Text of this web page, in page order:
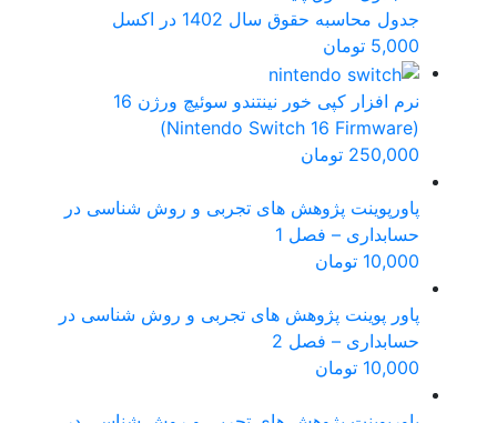
جدول محاسبه حقوق سال 1402 در اکسل
5,000 تومان
نرم افزار کپی خور نینتندو سوئیچ ورژن 16
250,000 تومان
پاورپوینت پژوهش های تجربی و روش شناسی در
حسابداری – فصل 1
10,000 تومان
پاور پوینت پژوهش های تجربی و روش شناسی در
حسابداری – فصل 2
10,000 تومان